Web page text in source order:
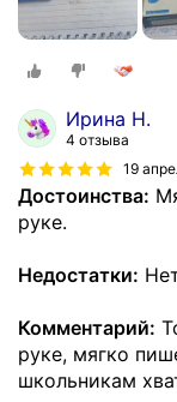
Ирина Н.
4 отзыва
19
Достоинства:
руке.
Недостатки:
Комментарий:
руке, мягко
школьникам